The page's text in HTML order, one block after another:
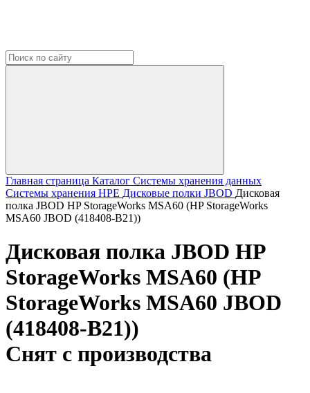
Главная страница Каталог Системы хранения данных
Системы хранения HPE Дисковые полки JBOD Дисковая
полка JBOD HP StorageWorks MSA60 (HP StorageWorks
MSA60 JBOD (418408-B21))
Дисковая полка JBOD HP
StorageWorks MSA60 (HP
StorageWorks MSA60 JBOD
(418408-B21))
Снят с производства